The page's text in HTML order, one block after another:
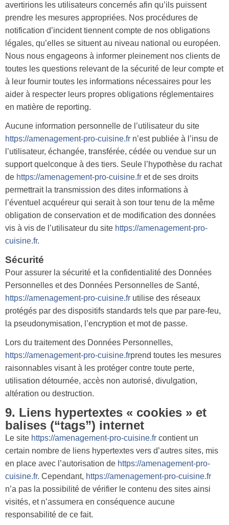
avertirions les utilisateurs concernés afin qu’ils puissent
prendre les mesures appropriées. Nos procédures de
notification d’incident tiennent compte de nos obligations
légales, qu’elles se situent au niveau national ou européen.
Nous nous engageons à informer pleinement nos clients de
toutes les questions relevant de la sécurité de leur compte et
à leur fournir toutes les informations nécessaires pour les
aider à respecter leurs propres obligations réglementaires
en matière de reporting.
Aucune information personnelle de l’utilisateur du site
https://amenagement-pro-cuisine.fr n’est publiée à l’insu de
l’utilisateur, échangée, transférée, cédée ou vendue sur un
support quelconque à des tiers. Seule l’hypothèse du rachat
de https://amenagement-pro-cuisine.fr et de ses droits
permettrait la transmission des dites informations à
l’éventuel acquéreur qui serait à son tour tenu de la même
obligation de conservation et de modification des données
vis à vis de l’utilisateur du site https://amenagement-pro-
cuisine.fr.
Sécurité
Pour assurer la sécurité et la confidentialité des Données
Personnelles et des Données Personnelles de Santé,
https://amenagement-pro-cuisine.fr utilise des réseaux
protégés par des dispositifs standards tels que par pare-feu,
la pseudonymisation, l’encryption et mot de passe.
Lors du traitement des Données Personnelles,
https://amenagement-pro-cuisine.frprend toutes les mesures
raisonnables visant à les protéger contre toute perte,
utilisation détournée, accès non autorisé, divulgation,
altération ou destruction.
9. Liens hypertextes « cookies » et
balises (“tags”) internet
Le site https://amenagement-pro-cuisine.fr contient un
certain nombre de liens hypertextes vers d’autres sites, mis
en place avec l’autorisation de https://amenagement-pro-
cuisine.fr. Cependant, https://amenagement-pro-cuisine.fr
n’a pas la possibilité de vérifier le contenu des sites ainsi
visités, et n’assumera en conséquence aucune
responsabilité de ce fait.